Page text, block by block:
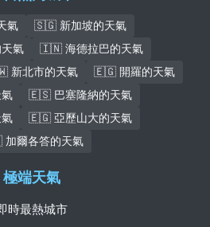
氣
🇸🇬 新加坡的天氣
氣
🇮🇳 海德拉巴的天氣
新北市的天氣
🇪🇬 開羅的天氣
🇪🇸 巴塞隆納的天氣
🇪🇬 亞歷山大的天氣
爾各答的天氣
極端天氣
時最熱城市